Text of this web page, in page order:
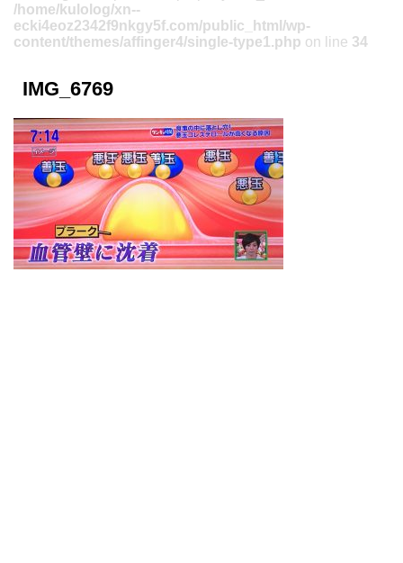
/home/kulolog/xn--
ecki4eoz2342f9nkgy5f.com/public_html/wp-
content/themes/affinger4/single-type1.php on line 34
IMG_6769